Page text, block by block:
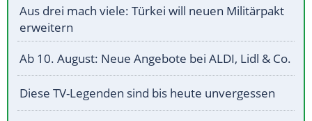
Aus drei mach viele: Türkei will neuen Militärpakt
erweitern
Ab 10. August: Neue Angebote bei ALDI, Lidl & Co.
Diese TV-Legenden sind bis heute unvergessen